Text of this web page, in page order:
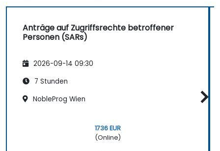
Anträge auf Zugriffsrechte betroffener
Personen (SARs)
2026-09-14 09:30
7 Stunden
NobleProg Wien
1736 EUR
(Online)